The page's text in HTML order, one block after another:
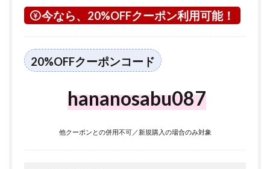
今なら、20%OFFクーポン利用可能！
20%OFFクーポンコード
hananosabu087
他クーポンとの併用不可／新規購入の場合のみ対象